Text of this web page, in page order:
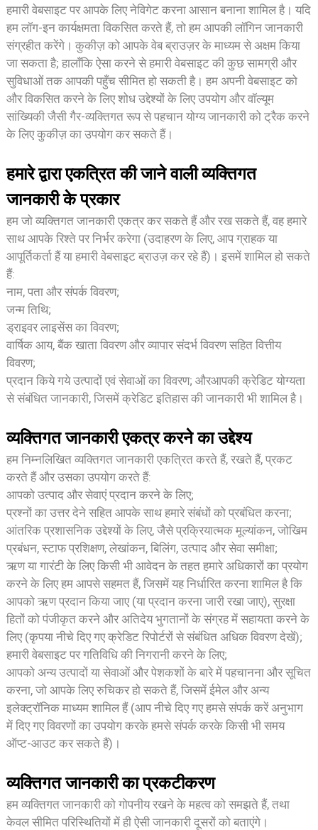
हमारी वेबसाइट पर आपके लिए नेविगेट करना आसान बनाना शामिल है। यदि
हम लॉग-इन कार्यक्षमता विकसित करते हैं, तो हम आपकी लॉगिन जानकारी
संग्रहीत करेंगे। कुकीज़ को आपके वेब ब्राउज़र के माध्यम से अक्षम किया
जा सकता है; हालाँकि ऐसा करने से हमारी वेबसाइट की कुछ सामग्री और
सुविधाओं तक आपकी पहुँच सीमित हो सकती है। हम अपनी वेबसाइट को
और विकसित करने के लिए शोध उद्देश्यों के लिए उपयोग और वॉल्यूम
सांख्यिकी जैसी गैर-व्यक्तिगत रूप से पहचान योग्य जानकारी को ट्रैक करने
के लिए कुकीज़ का उपयोग कर सकते हैं।
हमारे द्वारा एकत्रित की जाने वाली व्यक्तिगत
जानकारी के प्रकार
हम जो व्यक्तिगत जानकारी एकत्र कर सकते हैं और रख सकते हैं, वह हमारे
साथ आपके रिश्ते पर निर्भर करेगा (उदाहरण के लिए, आप ग्राहक या
आपूर्तिकर्ता हैं या हमारी वेबसाइट ब्राउज़ कर रहे हैं)। इसमें शामिल हो सकते
हैं:
नाम, पता और संपर्क विवरण;
जन्म तिथि;
ड्राइवर लाइसेंस का विवरण;
वार्षिक आय, बैंक खाता विवरण और व्यापार संदर्भ विवरण सहित वित्तीय
विवरण;
प्रदान किये गये उत्पादों एवं सेवाओं का विवरण; औरआपकी क्रेडिट योग्यता
से संबंधित जानकारी, जिसमें क्रेडिट इतिहास की जानकारी भी शामिल है।
व्यक्तिगत जानकारी एकत्र करने का उद्देश्य
हम निम्नलिखित व्यक्तिगत जानकारी एकत्रित करते हैं, रखते हैं, प्रकट
करते हैं और उसका उपयोग करते हैं:
आपको उत्पाद और सेवाएं प्रदान करने के लिए;
प्रश्नों का उत्तर देने सहित आपके साथ हमारे संबंधों को प्रबंधित करना;
आंतरिक प्रशासनिक उद्देश्यों के लिए, जैसे प्रक्रियात्मक मूल्यांकन, जोखिम
प्रबंधन, स्टाफ प्रशिक्षण, लेखांकन, बिलिंग, उत्पाद और सेवा समीक्षा;
ऋण या गारंटी के लिए किसी भी आवेदन के तहत हमारे अधिकारों का प्रयोग
करने के लिए हम आपसे सहमत हैं, जिसमें यह निर्धारित करना शामिल है कि
आपको ऋण प्रदान किया जाए (या प्रदान करना जारी रखा जाए), सुरक्षा
हितों को पंजीकृत करने और अतिदेय भुगतानों के संग्रह में सहायता करने के
लिए (कृपया नीचे दिए गए क्रेडिट रिपोर्टरों से संबंधित अधिक विवरण देखें);
हमारी वेबसाइट पर गतिविधि की निगरानी करने के लिए;
आपको अन्य उत्पादों या सेवाओं और पेशकशों के बारे में पहचानना और सूचित
करना, जो आपके लिए रुचिकर हो सकते हैं, जिसमें ईमेल और अन्य
इलेक्ट्रॉनिक माध्यम शामिल हैं (आप नीचे दिए गए हमसे संपर्क करें अनुभाग
में दिए गए विवरणों का उपयोग करके हमसे संपर्क करके किसी भी समय
ऑप्ट-आउट कर सकते हैं)।
व्यक्तिगत जानकारी का प्रकटीकरण
हम व्यक्तिगत जानकारी को गोपनीय रखने के महत्व को समझते हैं, तथा
केवल सीमित परिस्थितियों में ही ऐसी जानकारी दूसरों को बताएंगे।